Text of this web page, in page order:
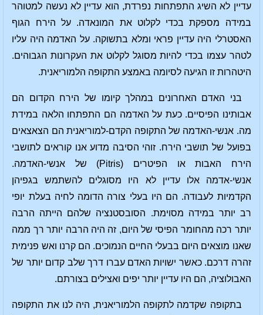
עדיין לא השיג התפתחות נפרדת, הוא עדיין לא נעשה למטוהר
במידה מספקת בכדי לקלוט את המונאדה. על הירח הגוף
האסטרלי היה עדיין פראי ומלא בתשוקה. על האדמה היה עליו
לטהר עצמו בכדי להיות מסוגל לקלוט את העקרונות הגבוהים.
היטהרות זו הגיעה לסיומה באמצע התקופה הלמוריאנית.
בני האדם האחרונים במהלך קיומו של הירח הקדום הם
אבותינו הפיסיים. כעת על האדמה הם התפתחו הלאה במידת
מה. אנשי-האדמה של התקופה הקדם-למוריאנית הם הצאצאים
בפועל של תושבי הירח. זוהי הסיבה מדוע אנו קוראים לתושבי
הירח האבות או הפיטרים (Pitris) של אנשי-האדמה.
אנשי-אדמה אלו עדיין לא היו מסוגלים להשתמש בגפיהן
הקדמיות לעבודה. הם היו בעלי צורה הדומה לחיה בעלת יופי
רב יותר במידה מסוימת. הסובסטנציה שלהם הייתה הרבה
יותר רכה מהחומר הפיסי של היום, זה היה הרבה יותר רך ממה
שאנו מוצאים היום בבעלי החיים הנמוכים. הם קרנו ואש פנימית
זהרה דרכם. כאשר ישויות האדם עברו דרך שלב קדום יותר של
האבולוציה, הם היו עדיין יותר יפים ואצילים בצורתם.
בתקופה שקדמה לתקופה הלמוריאנית, היה לנו את התקופה